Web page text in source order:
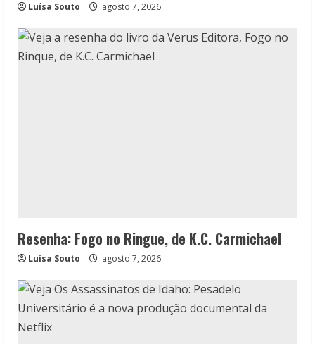
Luísa Souto agosto 7, 2026
Resenha: Fogo no Ringue, de K.C. Carmichael
Luísa Souto agosto 7, 2026